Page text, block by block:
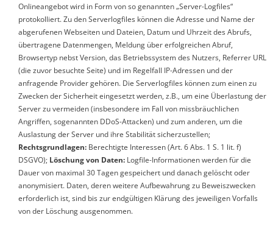
Onlineangebot wird in Form von so genannten „Server-Logfiles“
protokolliert. Zu den Serverlogfiles können die Adresse und Name der
abgerufenen Webseiten und Dateien, Datum und Uhrzeit des Abrufs,
übertragene Datenmengen, Meldung über erfolgreichen Abruf,
Browsertyp nebst Version, das Betriebssystem des Nutzers, Referrer URL
(die zuvor besuchte Seite) und im Regelfall IP-Adressen und der
anfragende Provider gehören. Die Serverlogfiles können zum einen zu
Zwecken der Sicherheit eingesetzt werden, z.B., um eine Überlastung der
Server zu vermeiden (insbesondere im Fall von missbräuchlichen
Angriffen, sogenannten DDoS-Attacken) und zum anderen, um die
Auslastung der Server und ihre Stabilität sicherzustellen;
Rechtsgrundlagen: Berechtigte Interessen (Art. 6 Abs. 1 S. 1 lit. f)
DSGVO); Löschung von Daten: Logfile-Informationen werden für die
Dauer von maximal 30 Tagen gespeichert und danach gelöscht oder
anonymisiert. Daten, deren weitere Aufbewahrung zu Beweiszwecken
erforderlich ist, sind bis zur endgültigen Klärung des jeweiligen Vorfalls
von der Löschung ausgenommen.